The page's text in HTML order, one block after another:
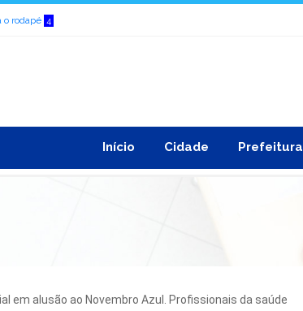
o rodapé 4
Início Cidade Prefeitura
em alusão ao Novembro Azul. Profissionais da saúde